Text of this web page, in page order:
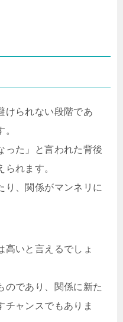
けられない段階であ
った」と言われた背後
れます。
り、関係がマンネリに
高いと言えるでしょ
のであり、関係に新た
チャンスでもありま